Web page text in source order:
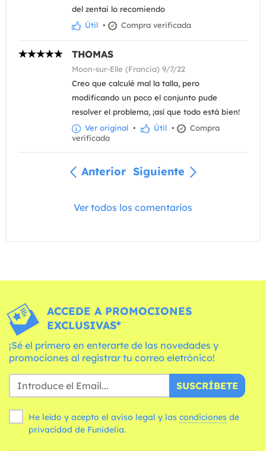
del zentai lo recomiendo
Útil • Compra verificada
THOMAS
Moon-sur-Elle (Francia) 9/7/22
Creo que calculé mal la talla, pero
modificando un poco el conjunto pude
resolver el problema, ¡así que todo está bien!
Ver original • Útil •
Compra
verificada
Anterior Siguiente
Ver todos los comentarios
ACCEDE A PROMOCIONES
EXCLUSIVAS*
¡Sé el primero en enterarte de las novedades y
promociones al registrar tu correo eletrónico!
SUSCRÍBETE
He leído y acepto el aviso legal y las condiciones
privacidad de Funidelia.